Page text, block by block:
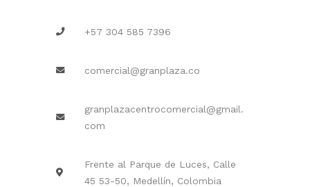
+57 304 585 7396
comercial@granplaza.co
granplazacentrocomercial@gmail.
com
Frente al Parque de Luces, Calle
45 53-50, Medellín, Colombia